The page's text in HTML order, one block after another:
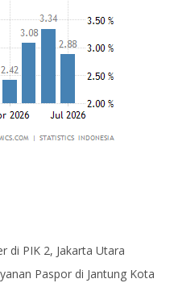
di PIK 2, Jakarta Utara
Paspor di Jantung Kota